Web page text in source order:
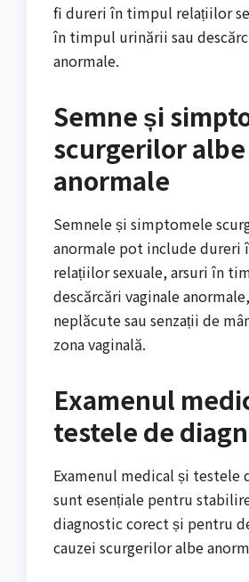
fi dureri în timpul relațiilor
în timpul urinării sau
anormale.
Semne și
scurgerilor albe
anormale
Semnele și simptomele
anormale pot include dureri
relațiilor sexuale, arsuri în
descărcări vaginale
neplăcute sau senzații de
zona vaginală.
Examenul
testele de
Examenul medical și testele
sunt esențiale pentru
diagnostic corect și pentru
cauzei scurgerilor albe